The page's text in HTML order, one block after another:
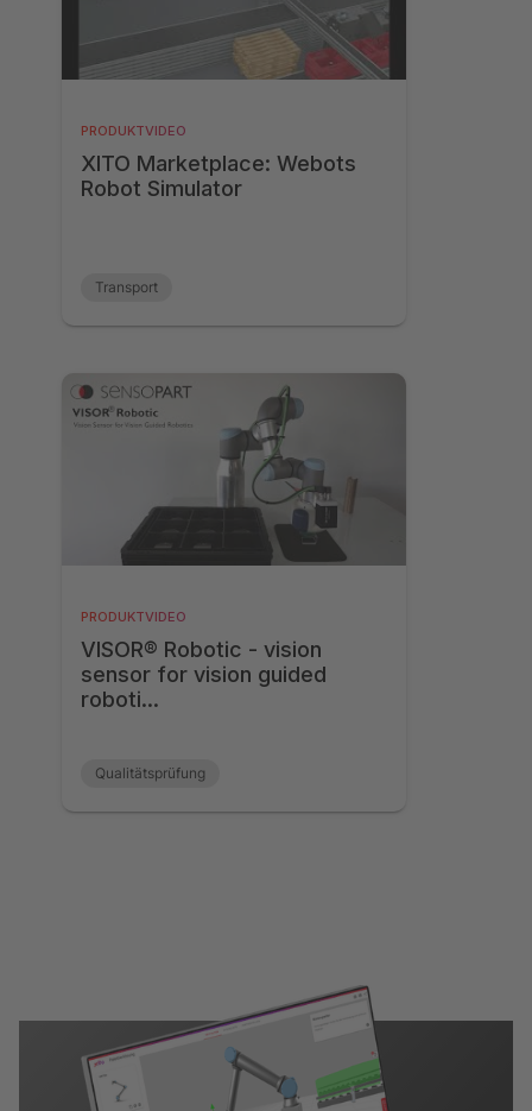
PRODUKTVIDEO
XITO Marketplace: Webots
Robot Simulator
Transport
PRODUKTVIDEO
VISOR® Robotic - vision
sensor for vision guided
roboti...
Qualitätsprüfung